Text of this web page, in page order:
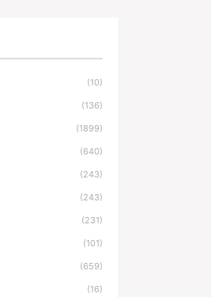
(10)
(136)
(1899)
(640)
(243)
(243)
(231)
(101)
(659)
(16)